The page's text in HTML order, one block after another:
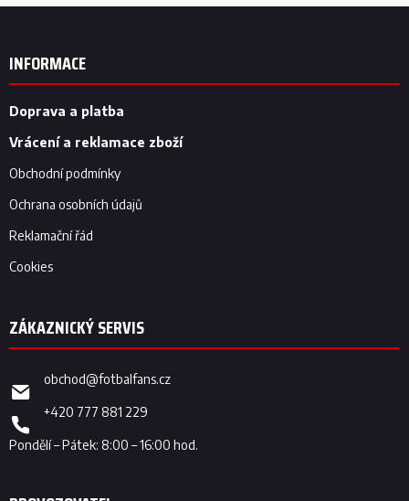
Z
INFORMACE
Doprava a platba
Vrácení a reklamace zboží
Obchodní podmínky
Ochrana osobních údajů
Reklamační řád
Cookies
obchod@fotbalfans.cz
+420 777 881 229